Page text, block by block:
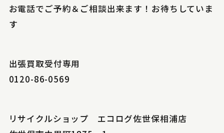
お電話でご予約＆ご相談出来ます！お待ちしていま
す
出張買取受付専用
0120-86-0569
リサイクルショップ エコログ佐世保相浦店